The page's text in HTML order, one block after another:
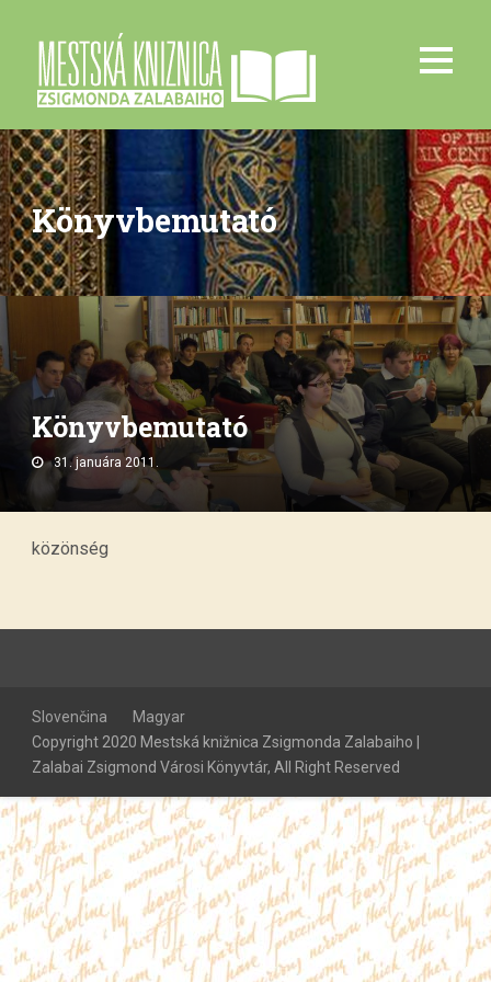
Könyvbemutató
Könyvbemutató
31. januára 2011.
közönség
Slovenčina
Magyar
Copyright 2020 Mestská knižnica Zsigmonda Zalabaiho |
Zalabai Zsigmond Városi Könyvtár, All Right Reserved